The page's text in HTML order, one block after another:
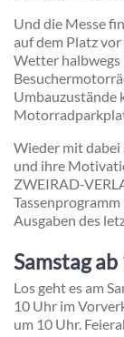
Und die Messe
auf dem Platz
Wetter halbwegs
Umbauzustände
Wieder mit dabei
und ihre
ZWEIRAD-
Ausgaben des
Samstag
Los geht es am
10 Uhr im
um 10 Uhr.